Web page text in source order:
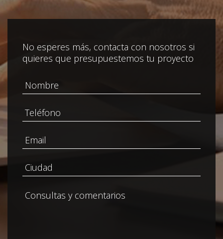
No esperes más, contacta con nosotros si
quieres que presupuestemos tu proyecto